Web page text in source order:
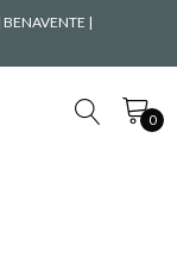
BENAVENTE |
0